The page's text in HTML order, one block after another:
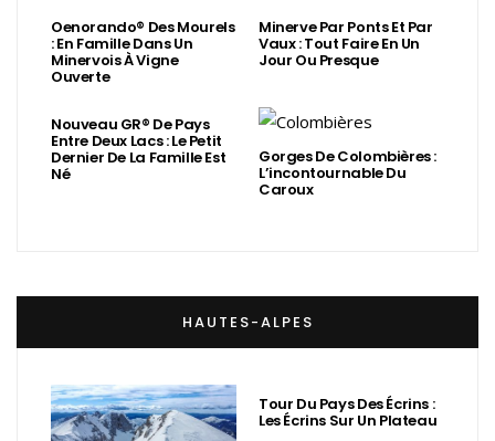
Oenorando® Des Mourels
: En Famille Dans Un
Minervois À Vigne
Ouverte
Minerve Par Ponts Et Par
Vaux : Tout Faire En Un
Jour Ou Presque
Nouveau GR® De Pays
Entre Deux Lacs : Le Petit
Dernier De La Famille Est
Né
Gorges De Colombières :
L’incontournable Du
Caroux
HAUTES-ALPES
Tour Du Pays Des Écrins :
Les Écrins Sur Un Plateau